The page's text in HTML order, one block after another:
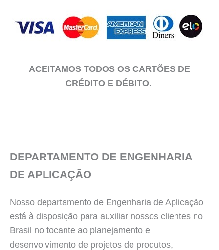
ACEITAMOS TODOS OS CARTÕES DE
CRÉDITO E DÉBITO.
DEPARTAMENTO DE ENGENHARIA
DE APLICAÇĀO
Nosso departamento de Engenharia de Aplicação
está à disposição para auxiliar nossos clientes no
Brasil no tocante ao planejamento e
desenvolvimento de projetos de produtos,